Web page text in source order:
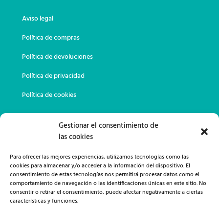
Gestionar el consentimiento de
las cookies
Para ofrecer las mejores experiencias, utilizamos tecnologías como las
cookies para almacenar y/o acceder a la información del dispositivo. El
consentimiento de estas tecnologías nos permitirá procesar datos como el
comportamiento de navegación o las identificaciones únicas en este sitio. No
consentir o retirar el consentimiento, puede afectar negativamente a ciertas
características y funciones.
Aviso legal
Política de compras
Política de devoluciones
Política de privacidad
Política de cookies
DATOS DE CONTACTO
 lanasemi79@gmail.com

Calle Juan Alcaide, 12 13300 Valdepeñas,